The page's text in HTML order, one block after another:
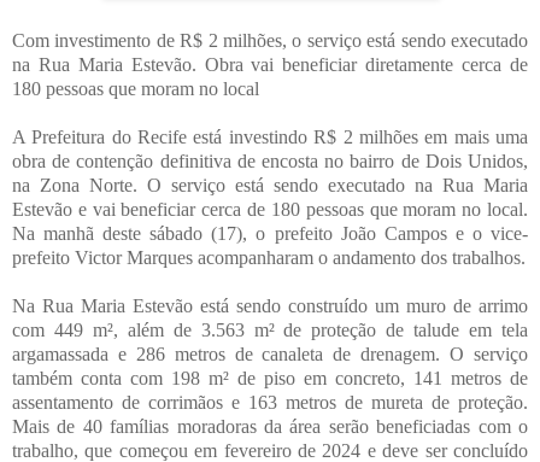
Com investimento de R$ 2 milhões, o serviço está sendo executado
na Rua Maria Estevão. Obra vai beneficiar diretamente cerca de
180 pessoas que moram no local
A Prefeitura do Recife está investindo R$ 2 milhões em mais uma
obra de contenção definitiva de encosta no bairro de Dois Unidos,
na Zona Norte. O serviço está sendo executado na Rua Maria
Estevão e vai beneficiar cerca de 180 pessoas que moram no local.
Na manhã deste sábado (17), o prefeito João Campos e o vice-
prefeito Victor Marques acompanharam o andamento dos trabalhos.
Na Rua Maria Estevão está sendo construído um muro de arrimo
com 449 m², além de 3.563 m² de proteção de talude em tela
argamassada e 286 metros de canaleta de drenagem. O serviço
também conta com 198 m² de piso em concreto, 141 metros de
assentamento de corrimãos e 163 metros de mureta de proteção.
Mais de 40 famílias moradoras da área serão beneficiadas com o
trabalho, que começou em fevereiro de 2024 e deve ser concluído